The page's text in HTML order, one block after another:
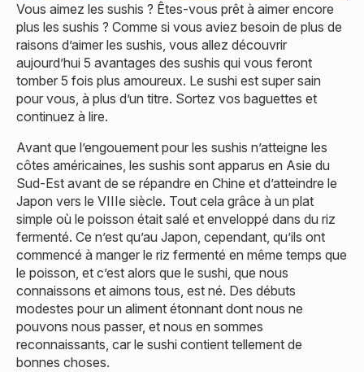
Vous aimez les sushis ? Êtes-vous prêt à aimer encore
plus les sushis ? Comme si vous aviez besoin de plus de
raisons d’aimer les sushis, vous allez découvrir
aujourd’hui 5 avantages des sushis qui vous feront
tomber 5 fois plus amoureux. Le sushi est super sain
pour vous, à plus d’un titre. Sortez vos baguettes et
continuez à lire.
Avant que l’engouement pour les sushis n’atteigne les
côtes américaines, les sushis sont apparus en Asie du
Sud-Est avant de se répandre en Chine et d’atteindre le
Japon vers le VIIIe siècle. Tout cela grâce à un plat
simple où le poisson était salé et enveloppé dans du riz
fermenté. Ce n’est qu’au Japon, cependant, qu’ils ont
commencé à manger le riz fermenté en même temps que
le poisson, et c’est alors que le sushi, que nous
connaissons et aimons tous, est né. Des débuts
modestes pour un aliment étonnant dont nous ne
pouvons nous passer, et nous en sommes
reconnaissants, car le sushi contient tellement de
bonnes choses.